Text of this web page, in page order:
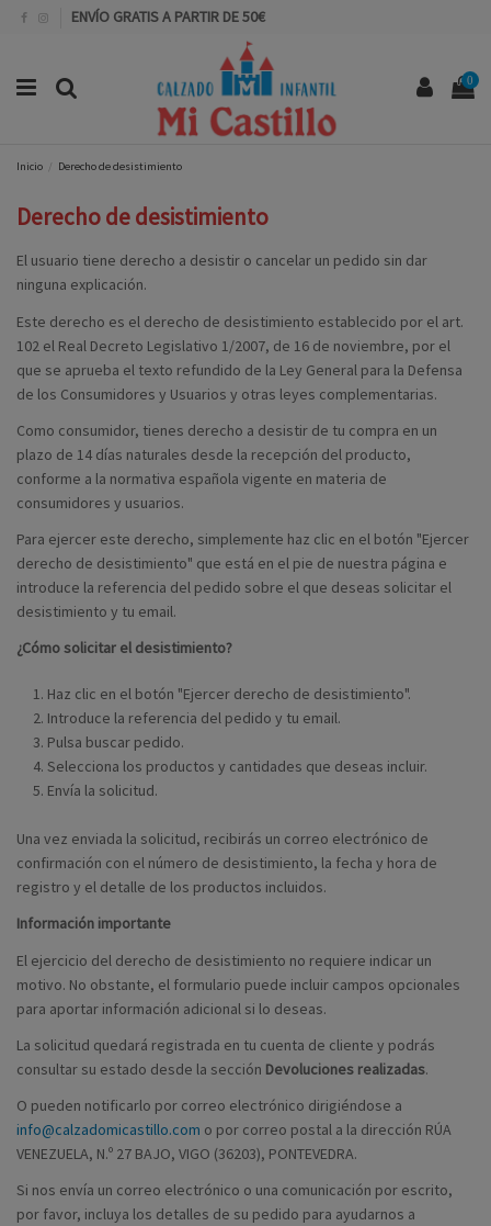
ENVÍO GRATIS A PARTIR DE 50€
0
Inicio Derecho de desistimiento
Derecho de desistimiento
El usuario tiene derecho a desistir o cancelar un pedido sin dar
ninguna explicación.
Este derecho es el derecho de desistimiento establecido por el art.
102 el Real Decreto Legislativo 1/2007, de 16 de noviembre, por el
que se aprueba el texto refundido de la Ley General para la Defensa
de los Consumidores y Usuarios y otras leyes complementarias.
Como consumidor, tienes derecho a desistir de tu compra en un
plazo de 14 días naturales desde la recepción del producto,
conforme a la normativa española vigente en materia de
consumidores y usuarios.
Para ejercer este derecho, simplemente haz clic en el botón "Ejercer
derecho de desistimiento" que está en el pie de nuestra página e
introduce la referencia del pedido sobre el que deseas solicitar el
desistimiento y tu email.
¿Cómo solicitar el desistimiento?
Haz clic en el botón "Ejercer derecho de desistimiento".
Introduce la referencia del pedido y tu email.
Pulsa buscar pedido.
Selecciona los productos y cantidades que deseas incluir.
Envía la solicitud.
Una vez enviada la solicitud, recibirás un correo electrónico de
confirmación con el número de desistimiento, la fecha y hora de
registro y el detalle de los productos incluidos.
Información importante
El ejercicio del derecho de desistimiento no requiere indicar un
motivo. No obstante, el formulario puede incluir campos opcionales
para aportar información adicional si lo deseas.
La solicitud quedará registrada en tu cuenta de cliente y podrás
consultar su estado desde la sección Devoluciones realizadas.
O pueden notificarlo por correo electrónico dirigiéndose a
info@calzadomicastillo.com o por correo postal a la dirección RÚA
VENEZUELA, N.º 27 BAJO, VIGO (36203), PONTEVEDRA.
Si nos envía un correo electrónico o una comunicación por escrito,
por favor, incluya los detalles de su pedido para ayudarnos a